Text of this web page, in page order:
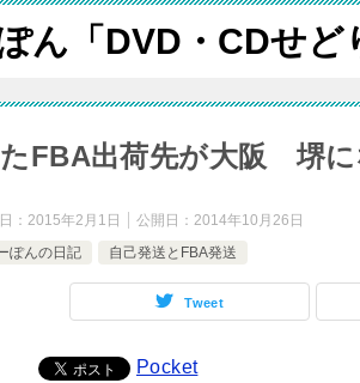
ん「DVD・CDせど
たFBA出荷先が大阪 堺
： 2015年2月1日 公開日： 2014年10月26日
ぽんの日記
自己発送とFBA発送
Tweet
Pocket